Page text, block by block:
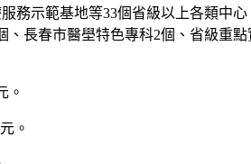
務示範基地等33個省級以上各類中
、長春市醫壆特色專科2個、省級重
。
。